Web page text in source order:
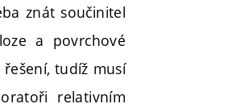
znát součinitel
a povrchové
tudíž musí
relativním